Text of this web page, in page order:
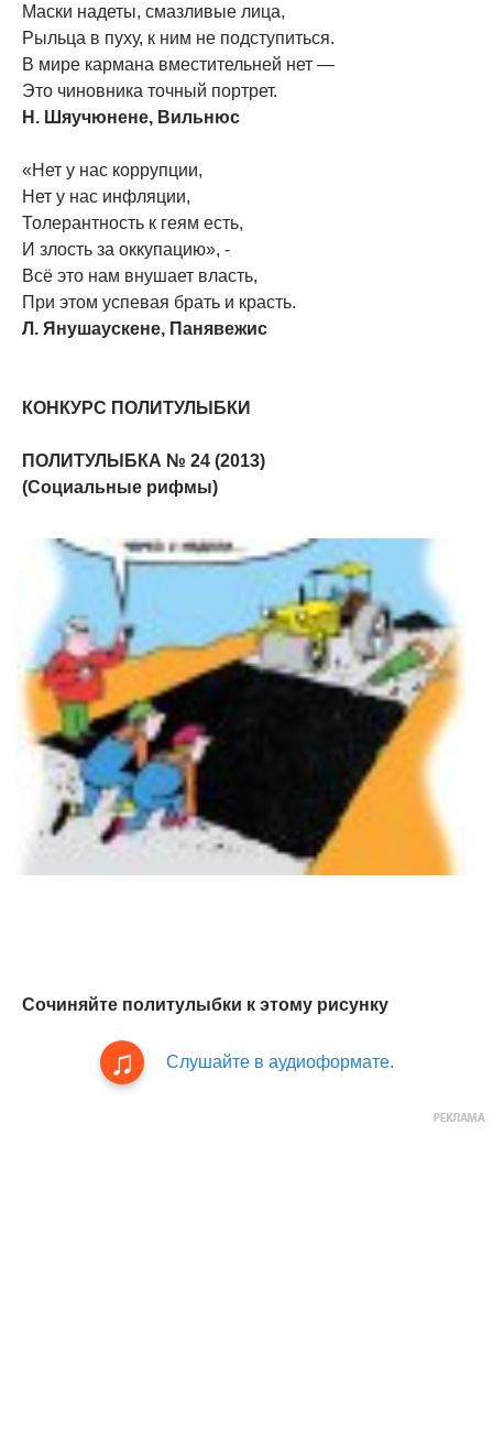
Маски надеты, смазливые лица,
Рыльца в пуху, к ним не подступиться.
В мире кармана вместительней нет —
Это чиновника точный портрет.
Н. Шяучюнене, Вильнюс
«Нет у нас коррупции,
Нет у нас инфляции,
Толерантность к геям есть,
И злость за оккупацию», -
Всё это нам внушает власть,
При этом успевая брать и красть.
Л. Янушаускене, Панявежис
КОНКУРС ПОЛИТУЛЫБКИ
ПОЛИТУЛЫБКА № 24 (2013)
(Социальные рифмы)
Сочиняйте политулыбки к этому рисунку
Слушайте в аудиоформате.